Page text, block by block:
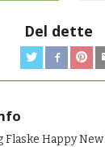
Del dette
Flaske Happy